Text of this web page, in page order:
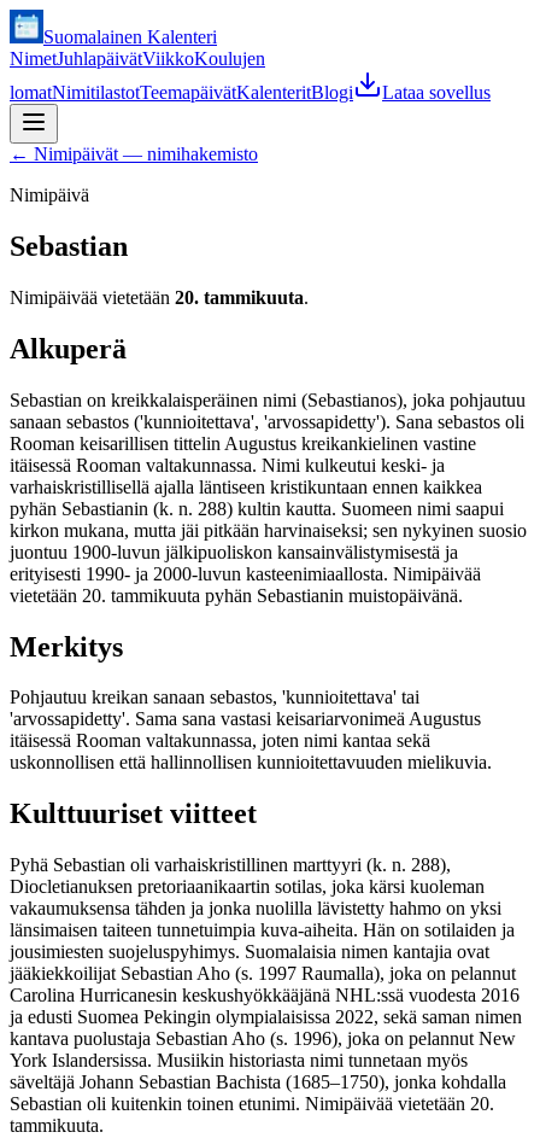
Suomalainen Kalenteri
NimetJuhlapäivätViikkoKoulujen
lomatNimitilastotTeemapäivätKalenteritBlogi Lataa sovellus
← Nimipäivät — nimihakemisto
Nimipäivä
Sebastian
Nimipäivää vietetään 20. tammikuuta.
Alkuperä
Sebastian on kreikkalaisperäinen nimi (Sebastianos), joka pohjautuu
sanaan sebastos ('kunnioitettava', 'arvossapidetty'). Sana sebastos oli
Rooman keisarillisen tittelin Augustus kreikankielinen vastine
itäisessä Rooman valtakunnassa. Nimi kulkeutui keski- ja
varhaiskristillisellä ajalla läntiseen kristikuntaan ennen kaikkea
pyhän Sebastianin (k. n. 288) kultin kautta. Suomeen nimi saapui
kirkon mukana, mutta jäi pitkään harvinaiseksi; sen nykyinen suosio
juontuu 1900-luvun jälkipuoliskon kansainvälistymisestä ja
erityisesti 1990- ja 2000-luvun kasteenimiaallosta. Nimipäivää
vietetään 20. tammikuuta pyhän Sebastianin muistopäivänä.
Merkitys
Pohjautuu kreikan sanaan sebastos, 'kunnioitettava' tai
'arvossapidetty'. Sama sana vastasi keisariarvonimeä Augustus
itäisessä Rooman valtakunnassa, joten nimi kantaa sekä
uskonnollisen että hallinnollisen kunnioitettavuuden mielikuvia.
Kulttuuriset viitteet
Pyhä Sebastian oli varhaiskristillinen marttyyri (k. n. 288),
Diocletianuksen pretoriaanikaartin sotilas, joka kärsi kuoleman
vakaumuksensa tähden ja jonka nuolilla lävistetty hahmo on yksi
länsimaisen taiteen tunnetuimpia kuva-aiheita. Hän on sotilaiden ja
jousimiesten suojeluspyhimys. Suomalaisia nimen kantajia ovat
jääkiekkoilijat Sebastian Aho (s. 1997 Raumalla), joka on pelannut
Carolina Hurricanesin keskushyökkääjänä NHL:ssä vuodesta 2016
ja edusti Suomea Pekingin olympialaisissa 2022, sekä saman nimen
kantava puolustaja Sebastian Aho (s. 1996), joka on pelannut New
York Islandersissa. Musiikin historiasta nimi tunnetaan myös
säveltäjä Johann Sebastian Bachista (1685–1750), jonka kohdalla
Sebastian oli kuitenkin toinen etunimi. Nimipäivää vietetään 20.
tammikuuta.